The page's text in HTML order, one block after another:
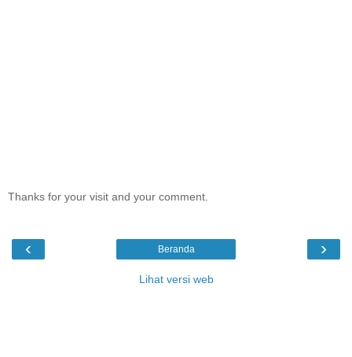
Thanks for your visit and your comment.
‹ ›
Beranda
Lihat versi web